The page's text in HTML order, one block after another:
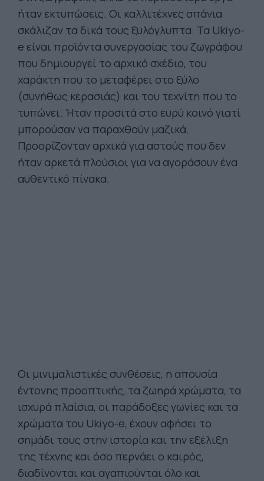
ήταν εκτυπώσεις. Οι καλλιτέχνες σπάνια
σκάλιζαν τα δικά τους ξυλόγλυπτα. Τα Ukiyo-
e είναι προϊόντα συνεργασίας του ζωγράφου
που δημιουργεί το αρχικό σχέδιο, του
χαράκτη που το μεταφέρει στο ξύλο
(συνήθως κερασιάς) και του τεχνίτη που το
τυπώνει. Ήταν προσιτά στο ευρύ κοινό γιατί
μπορούσαν να παραχθούν μαζικά.
Προορίζονταν αρχικά για αστούς που δεν
ήταν αρκετά πλούσιοι για να αγοράσουν ένα
αυθεντικό πίνακα.
Οι μινιμαλιστικές συνθέσεις, η απουσία
έντονης προοπτικής, τα ζωηρά χρώματα, τα
ισχυρά πλαίσια, οι παράδοξες γωνίες και τα
χρώματα του Ukiyo-e, έχουν αφήσει το
σημάδι τους στην ιστορία και την εξέλιξη
της τέχνης και όσο περνάει ο καιρός,
διαδίνονται και αγαπιούνται όλο και